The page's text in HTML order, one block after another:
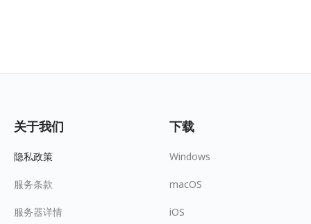
关于我们
隐私政策
服务条款
服务器详情
下载
Windows
macOS
iOS